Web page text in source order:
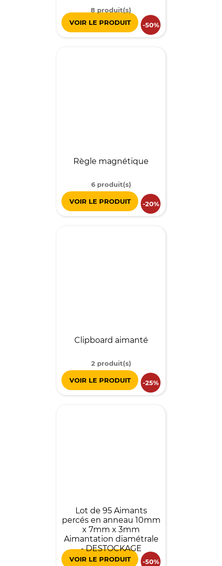
8 produit(s)
VOIR LE PRODUIT
-50%
Règle magnétique
6 produit(s)
VOIR LE PRODUIT -20%
Clipboard aimanté
2 produit(s)
VOIR LE PRODUIT -25%
Lot de 95 Aimants
percés en anneau 10mm
x 7mm x 3mm
Aimantation diamétrale
- DESTOCKAGE
VOIR LE PRODUIT -50%